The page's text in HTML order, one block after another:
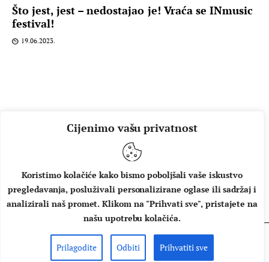
Cijenimo vašu privatnost
Koristimo kolačiće kako bismo poboljšali vaše iskustvo
pregledavanja, posluživali personalizirane oglase ili sadržaj i
analizirali naš promet. Klikom na "Prihvati sve", pristajete na
našu upotrebu kolačića.
Prilagodite Odbiti Prihvatiti sve
Što jest, jest – nedostajao je! Vraća se INmusic
festival!
19.06.2023.
O NAMA IMPRESSUM UVJETI KORIŠTENJA
Copyright © 2026 Music Box - All rights reserved.